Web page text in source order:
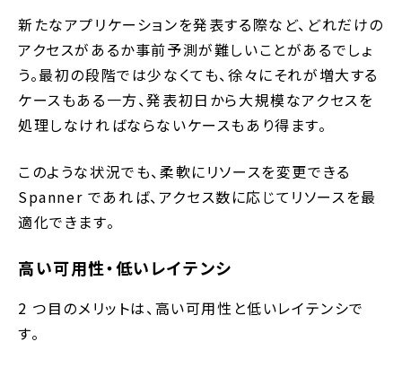
新たなアプリケーションを発表する際など、どれだけの
アクセスがあるか事前予測が難しいことがあるでしょ
う。最初の段階では少なくても、徐々にそれが増大する
ケースもある一方、発表初日から大規模なアクセスを
処理しなければならないケースもあり得ます。
このような状況でも、柔軟にリソースを変更できる
Spanner であれば、アクセス数に応じてリソースを最
適化できます。
高い可用性・低いレイテンシ
2 つ目のメリットは、高い可用性と低いレイテンシで
す。